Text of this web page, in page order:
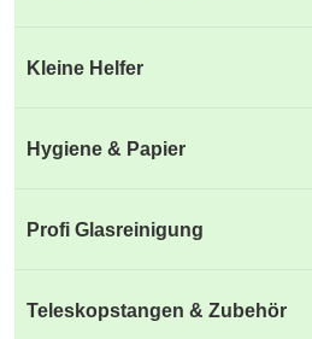
Kleine Helfer
Hygiene & Papier
Profi Glasreinigung
Teleskopstangen & Zubehör